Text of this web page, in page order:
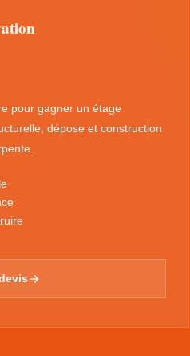
pour gagner un étage
dépose et construction